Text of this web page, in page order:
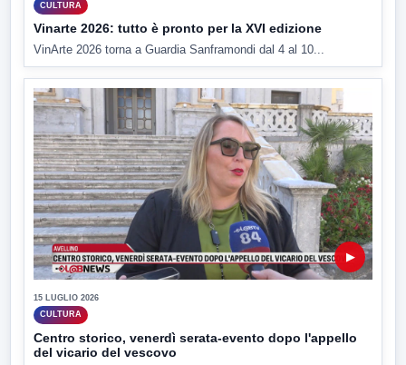
CULTURA
Vinarte 2026: tutto è pronto per la XVI edizione
VinArte 2026 torna a Guardia Sanframondi dal 4 al 10...
▶
15 LUGLIO 2026
CULTURA
Centro storico, venerdì serata-evento dopo l'appello
del vicario del vescovo